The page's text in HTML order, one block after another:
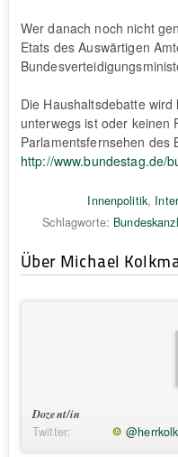
Wer danach noch nicht
Etats des Auswärtigen
Die Haushaltsdebatte
unterwegs ist oder keinen
Parlamentsfernsehen des
http://www.bundestag.de/
Innenpolitik,
Schlagworte:
Über Michael
Dozent/in
Twitter: